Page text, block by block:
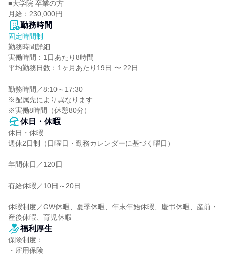
■大学院 卒業の方
月給：230,000円
勤務時間
固定時間制
勤務時間詳細
実働時間：1日あたり8時間
平均勤務日数：1ヶ月あたり19日 〜 22日
勤務時間／8:10～17:30
※配属先により異なります
※実働8時間（休憩80分）
休日・休暇
休日・休暇
週休2日制（日曜日・勤務カレンダーに基づく曜日）
年間休日／120日
有給休暇／10日～20日
休暇制度／GW休暇、夏季休暇、年末年始休暇、慶弔休暇、産前・
産後休暇、育児休暇
福利厚生
保険制度：
・雇用保険